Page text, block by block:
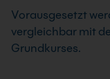
Vorausgesetzt
vergleichbar mit
Grundkurses.